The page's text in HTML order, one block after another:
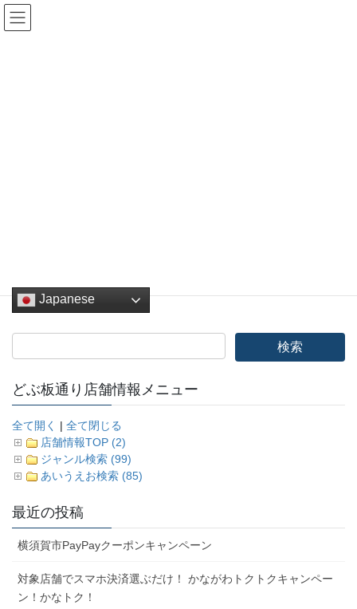
コ
ン
ナ
ビ
Japanese
どぶ板通り店舗情報メニュー
全て開く | 全て閉じる
店舗情報TOP (2)
ジャンル検索 (99)
あいうえお検索 (85)
最近の投稿
横須賀市PayPayクーポンキャンペーン
対象店舗でスマホ決済選ぶだけ！ かながわトクトクキャンペー
ン！かなトク！